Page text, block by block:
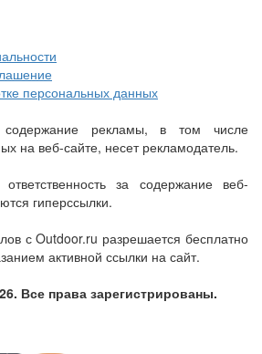
персональных данных
содержание рекламы, в том числе
на веб-сайте, несет рекламодатель.
за содержание веб-
гиперссылки.
с Outdoor.ru разрешается бесплатно
активной ссылки на сайт.
Все права зарегистрированы.